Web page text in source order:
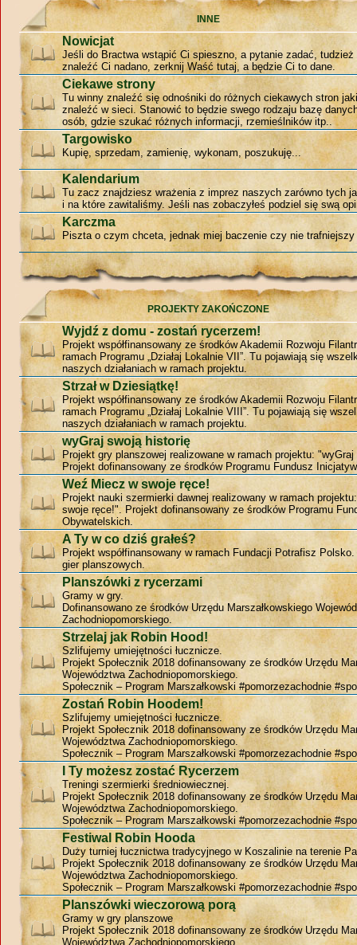
INNE
Nowicjat
Jeśli do Bractwa wstąpić Ci spieszno, a pytanie zadać, tudzież
znaleźć Ci nadano, zerknij Waść tutaj, a będzie Ci to dane.
Ciekawe strony
Tu winny znaleźć się odnośniki do różnych ciekawych stron
znaleźć w sieci. Stanowić to będzie swego rodzaju bazę
osób, gdzie szukać różnych informacji, rzemieślników itp..
Targowisko
Kupię, sprzedam, zamienię, wykonam, poszukuję...
Kalendarium
Tu zacz znajdziesz wrażenia z imprez naszych zarówno tych
i na które zawitaliśmy. Jeśli nas zobaczyłeś podziel się swą
Karczma
Piszta o czym chceta, jednak miej baczenie czy nie trafniejszy
PROJEKTY ZAKOŃCZONE
Wyjdź z domu - zostań rycerzem!
Projekt współfinansowany ze środków Akademii Rozwoju
ramach Programu „Działaj Lokalnie VII”. Tu pojawiają się
naszych działaniach w ramach projektu.
Strzał w Dziesiątkę!
Projekt współfinansowany ze środków Akademii Rozwoju
ramach Programu „Działaj Lokalnie VIII”. Tu pojawiają się
naszych działaniach w ramach projektu.
wyGraj swoją historię
Projekt gry planszowej realizowane w ramach projektu:
Projekt dofinansowany ze środków Programu Fundusz
Weź Miecz w swoje ręce!
Projekt nauki szermierki dawnej realizowany w ramach
swoje ręce!". Projekt dofinansowany ze środków Programu
Obywatelskich.
A Ty w co dziś grałeś?
Projekt współfinansowany w ramach Fundacji Potrafisz
gier planszowych.
Planszówki z rycerzami
Gramy w gry.
Dofinansowano ze środków Urzędu Marszałkowskiego
Zachodniopomorskiego.
Strzelaj jak Robin Hood!
Szlifujemy umiejętności łucznicze.
Projekt Społecznik 2018 dofinansowany ze środków Urzędu
Województwa Zachodniopomorskiego.
Społecznik – Program Marszałkowski #pomorzezachodnie
Zostań Robin Hoodem!
Szlifujemy umiejętności łucznicze.
Projekt Społecznik 2018 dofinansowany ze środków Urzędu
Województwa Zachodniopomorskiego.
Społecznik – Program Marszałkowski #pomorzezachodnie
I Ty możesz zostać Rycerzem
Treningi szermierki średniowiecznej.
Projekt Społecznik 2018 dofinansowany ze środków Urzędu
Województwa Zachodniopomorskiego.
Społecznik – Program Marszałkowski #pomorzezachodnie
Festiwal Robin Hooda
Duży turniej łucznictwa tradycyjnego w Koszalinie na terenie
Projekt Społecznik 2018 dofinansowany ze środków Urzędu
Województwa Zachodniopomorskiego.
Społecznik – Program Marszałkowski #pomorzezachodnie
Planszówki wieczorową porą
Gramy w gry planszowe
Projekt Społecznik 2018 dofinansowany ze środków Urzędu
Województwa Zachodniopomorskiego.